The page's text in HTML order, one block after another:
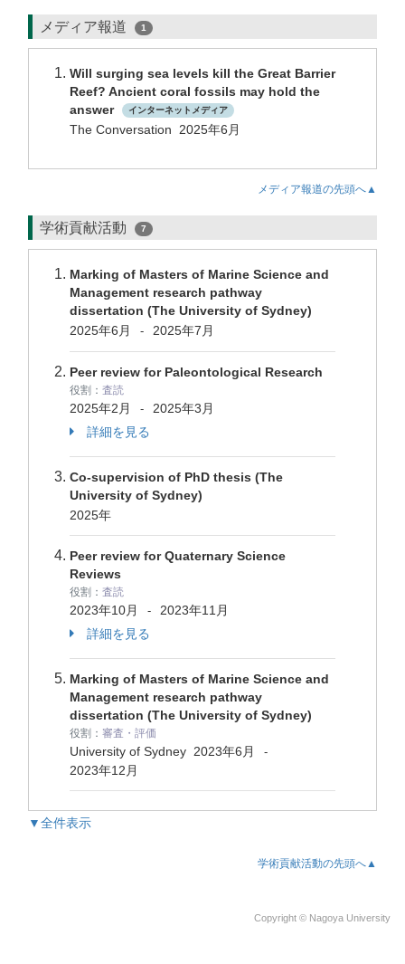
メディア報道 1
Will surging sea levels kill the Great Barrier
Reef? Ancient coral fossils may hold the
answer
インターネットメディア
The Conversation 2025年6月
メディア報道の先頭へ▲
学術貢献活動 7
Marking of Masters of Marine Science and
Management research pathway
dissertation (The University of Sydney)
2025年6月
- 2025年7月
Peer review for Paleontological Research
役割： 査読
2025年2月 -
2025年3月
詳細を見る
Co-supervision of PhD thesis (The
University of Sydney)
2025年
Peer review for Quaternary Science
Reviews
役割： 査読
2023年10月 -
2023年11月
詳細を見る
Marking of Masters of Marine Science and
Management research pathway
dissertation (The University of Sydney)
役割： 審査・評価
University of Sydney 2023年6月 -
2023年12月
▼全件表示
学術貢献活動の先頭へ▲
Copyright © Nagoya University